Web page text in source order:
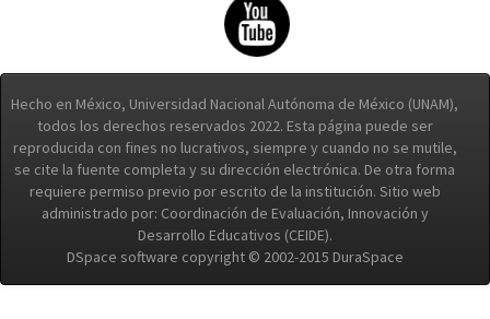
Hecho en México, Universidad Nacional Autónoma de México (UNAM),
todos los derechos reservados 2022. Esta página puede ser
reproducida con fines no lucrativos, siempre y cuando no se mutile,
se cite la fuente completa y su dirección electrónica. De otra forma
requiere permiso previo por escrito de la institución. Sitio web
administrado por: Coordinación de Evaluación, Innovación y
Desarrollo Educativos (CEIDE).
DSpace software copyright © 2002-2015 DuraSpace